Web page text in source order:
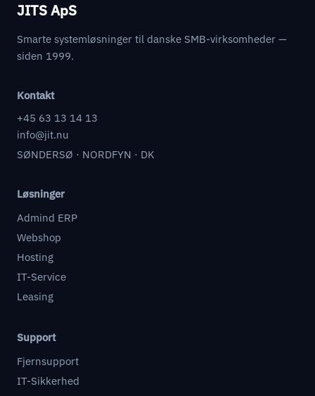
JITS ApS
Smarte systemløsninger til danske SMB-virksomheder —
siden 1999.
Kontakt
+45 63 13 14 13
info@jit.nu
SØNDERSØ · NORDFYN · DK
Løsninger
Admind ERP
Webshop
Hosting
IT-Service
Leasing
Support
Fjernsupport
IT-Sikkerhed